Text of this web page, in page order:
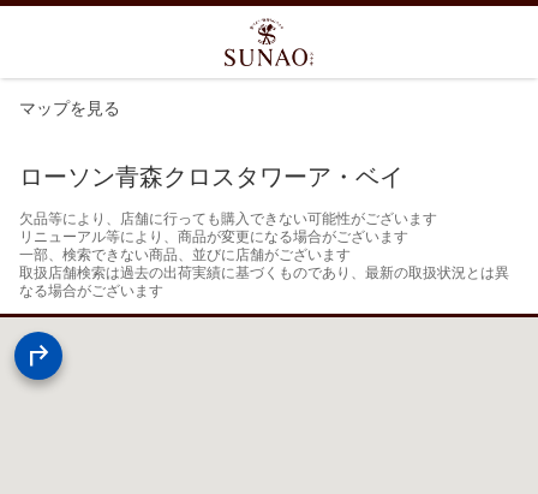
マップを見る
ローソン青森クロスタワーア・ベイ
欠品等により、店舗に行っても購入できない可能性がございます
リニューアル等により、商品が変更になる場合がございます
一部、検索できない商品、並びに店舗がございます
取扱店舗検索は過去の出荷実績に基づくものであり、最新の取扱状況とは異
なる場合がございます